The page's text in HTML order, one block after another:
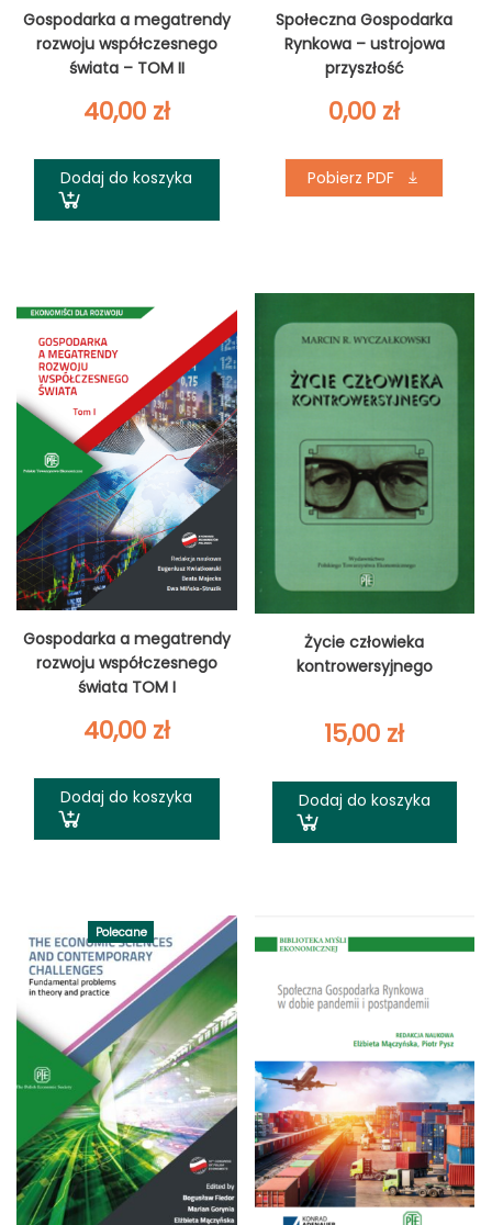
Gospodarka a megatrendy
rozwoju współczesnego
świata – TOM II
40,00 zł
Dodaj do koszyka
Społeczna Gospodarka
Rynkowa – ustrojowa
przyszłość
0,00 zł
Pobierz PDF
Gospodarka a megatrendy
rozwoju współczesnego
świata TOM I
40,00 zł
Dodaj do koszyka
Życie człowieka
kontrowersyjnego
15,00 zł
Dodaj do koszyka
Polecane